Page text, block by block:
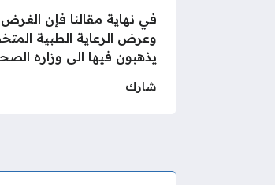
في نهاية مقالنا فإن
وعرض الرعاية الطبية
يذهبون فيها الى وزاره
شارك